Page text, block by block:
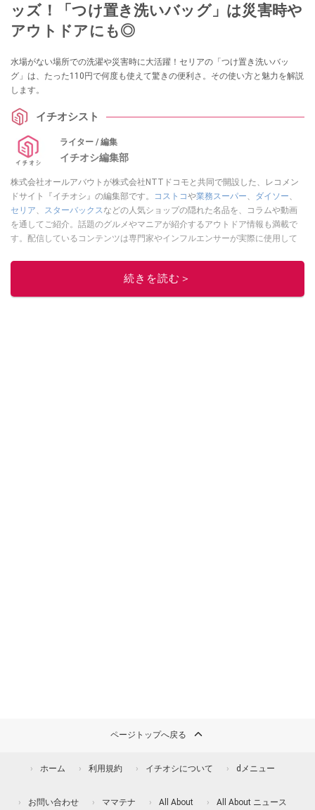
ッズ！「つけ置き洗いバッグ」は災害時や
アウトドアにも◎
水場がない場所での洗濯や災害時に大活躍！セリアの「つけ置き洗いバッ
グ」は、たった110円で何度も使えて驚きの便利さ。その使い方と魅力を解説
します。
イチオシスト
ライター / 編集
イチオシ編集部
株式会社オールアバウトが株式会社NTTドコモと共同で開設した、レコメン
ドサイト『イチオシ』の編集部です。
コストコや業務スーパー、 ダイソー、
セリア、 スターバックスなどの人気ショップの隠れた名品を、コラムや動画
を通してご紹介。話題のグルメやマニアが紹介するアウトドア情報も満載で
す。配信しているコンテンツは専門家やインフルエンサーが実際に使用して
ニュースでフォロー
続きを読む＞
ページトップへ戻る
ホーム 利用規約 イチオシについて dメニュー
お問い合わせ ママテナ All About All About ニュース